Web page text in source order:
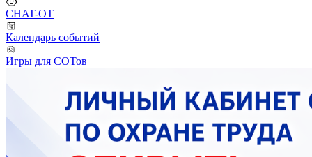
CHAT-OT
Календарь событий
Игры для СОТов